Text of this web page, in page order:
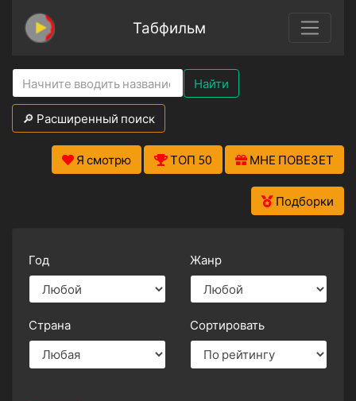
Табфильм
Найти
🔎 Расширенный поиск
Я смотрю ТОП 50 МНЕ ПОВЕЗЕТ
Подборки
Год Жанр
Страна Сортировать